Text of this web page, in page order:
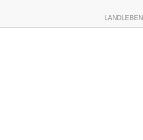
LANDLEBEN